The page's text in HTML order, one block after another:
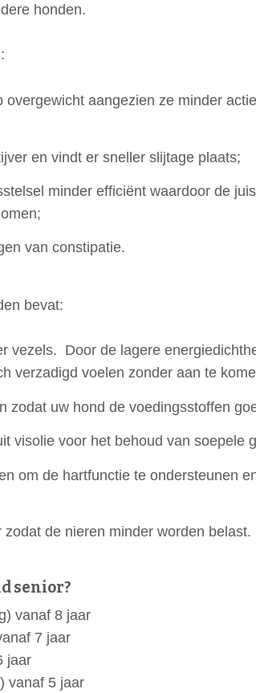
honden.
overgewicht aangezien ze minder
en vindt er sneller slijtage plaats;
minder efficiënt waardoor de
van constipatie.
bevat:
vezels. Door de lagere
verzadigd voelen zonder aan te
zodat uw hond de voedingsstoffen
visolie voor het behoud van soepele
om de hartfunctie te ondersteunen
de nieren minder worden belast.
senior?
vanaf 8 jaar
7 jaar
jaar
vanaf 5 jaar